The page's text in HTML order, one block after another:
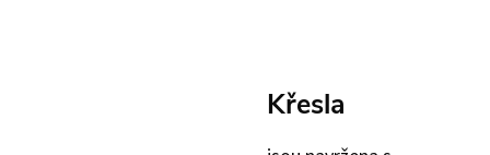
Křesla